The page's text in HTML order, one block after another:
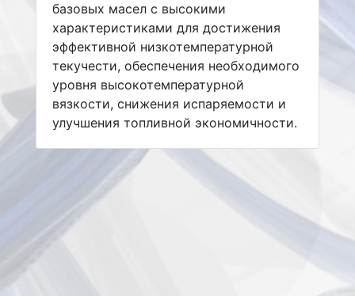
базовых масел с высокими
характеристиками для достижения
эффективной низкотемпературной
текучести, обеспечения необходимого
уровня высокотемпературной
вязкости, снижения испаряемости и
улучшения топливной экономичности.